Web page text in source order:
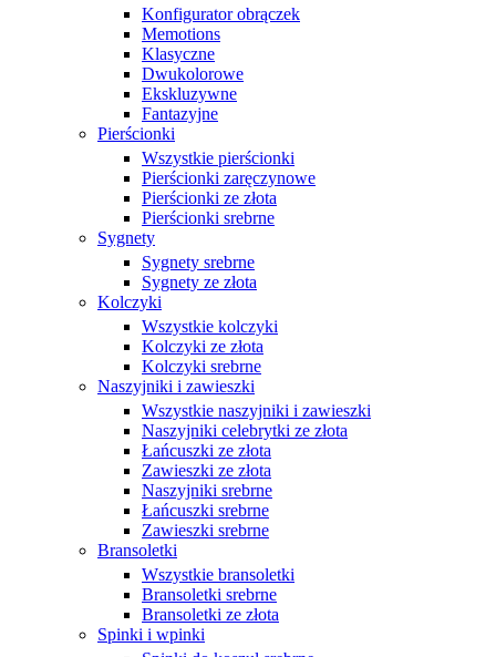
Konfigurator obrączek
Memotions
Klasyczne
Dwukolorowe
Ekskluzywne
Fantazyjne
Pierścionki
Wszystkie pierścionki
Pierścionki zaręczynowe
Pierścionki ze złota
Pierścionki srebrne
Sygnety
Sygnety srebrne
Sygnety ze złota
Kolczyki
Wszystkie kolczyki
Kolczyki ze złota
Kolczyki srebrne
Naszyjniki i zawieszki
Wszystkie naszyjniki i zawieszki
Naszyjniki celebrytki ze złota
Łańcuszki ze złota
Zawieszki ze złota
Naszyjniki srebrne
Łańcuszki srebrne
Zawieszki srebrne
Bransoletki
Wszystkie bransoletki
Bransoletki srebrne
Bransoletki ze złota
Spinki i wpinki